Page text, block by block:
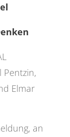
Pentzin,
Elmar
an